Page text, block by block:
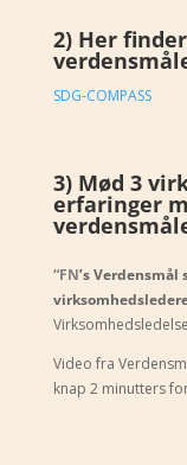
2) Her
SDG-COMPASS
3) Mød 3
erfaringer
“FN’s
Video fra
knap 2 minutters